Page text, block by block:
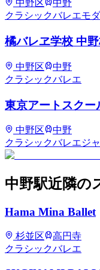
中野区
中野
クラシックバレエモ
橘バレヱ学校 中
中野区
中野
クラシックバレエ
東京アートスクー
中野区
中野
クラシックバレエジ
中野駅近隣の
Hama Mina Ballet
杉並区
高円寺
クラシックバレエ